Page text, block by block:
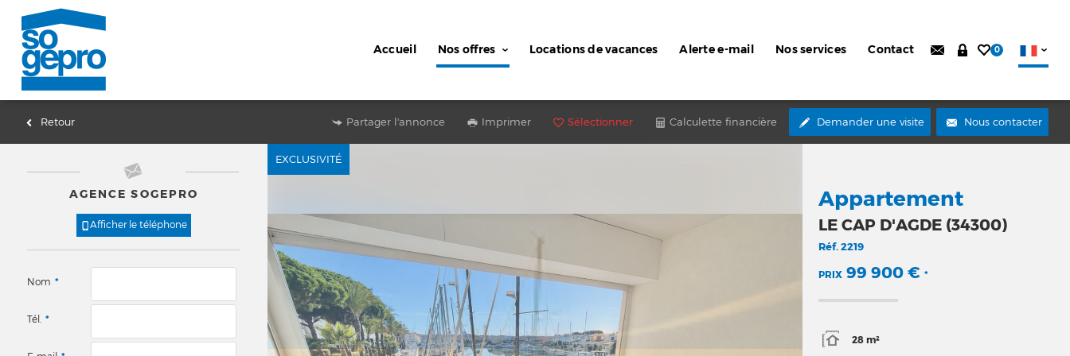
Accueil Nos offres Locations de vacances Alerte e-mail Nos services Contact 0
Retour Partager l'annonce Imprimer Sélectionner Calculette financière Demander une visite Nous contacter
AGENCE SOGEPRO
Afficher le téléphone
Nom *
Tél. *
EXCLUSIVITÉ
Appartement
LE CAP D'AGDE (34300)
Réf.2219
PRIX 99 900 €*
28 m²